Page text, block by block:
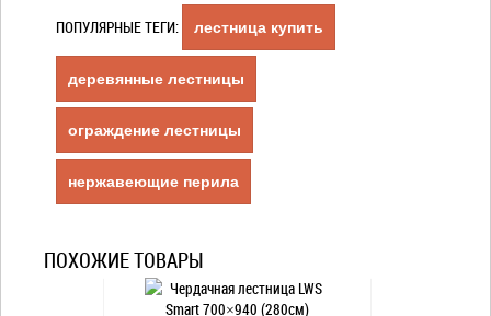
ПОПУЛЯРНЫЕ ТЕГИ: лестница купить
деревянные лестницы
ограждение лестницы
нержавеющие перила
ПОХОЖИЕ ТОВАРЫ